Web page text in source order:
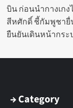
บิน ก่อนนำกางเก
สีหศักดิ์ ชี้กัมพูชายื่
ยืนยันเดินหน้ากระ
→ Category